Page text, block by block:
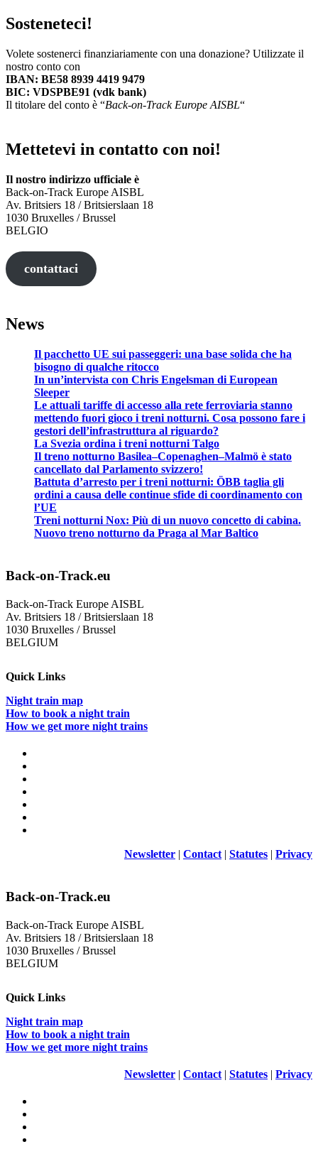
Sosteneteci!
Volete sostenerci finanziariamente con una donazione? Utilizzate il
nostro conto con
IBAN: BE58 8939 4419 9479
BIC: VDSPBE91 (vdk bank)
Il titolare del conto è “Back-on-Track Europe AISBL“
Mettetevi in contatto con noi!
Il nostro indirizzo ufficiale è
Back-on-Track Europe AISBL
Av. Britsiers 18 / Britsierslaan 18
1030 Bruxelles / Brussel
BELGIO
contattaci
News
Il pacchetto UE sui passeggeri: una base solida che ha
bisogno di qualche ritocco
In un’intervista con Chris Engelsman di European
Sleeper
Le attuali tariffe di accesso alla rete ferroviaria stanno
mettendo fuori gioco i treni notturni. Cosa possono fare i
gestori dell’infrastruttura al riguardo?
La Svezia ordina i treni notturni Talgo
Il treno notturno Basilea–Copenaghen–Malmö è stato
cancellato dal Parlamento svizzero!
Battuta d’arresto per i treni notturni: ÖBB taglia gli
ordini a causa delle continue sfide di coordinamento con
l’UE
Treni notturni Nox: Più di un nuovo concetto di cabina.
Nuovo treno notturno da Praga al Mar Baltico
Back-on-Track.eu
Back-on-Track Europe AISBL
Av. Britsiers 18 / Britsierslaan 18
1030 Bruxelles / Brussel
BELGIUM
Quick Links
Night train map
How to book a night train
How we get more night trains
Newsletter | Contact | Statutes | Privacy
Back-on-Track.eu
Back-on-Track Europe AISBL
Av. Britsiers 18 / Britsierslaan 18
1030 Bruxelles / Brussel
BELGIUM
Quick Links
Night train map
How to book a night train
How we get more night trains
Newsletter | Contact | Statutes | Privacy